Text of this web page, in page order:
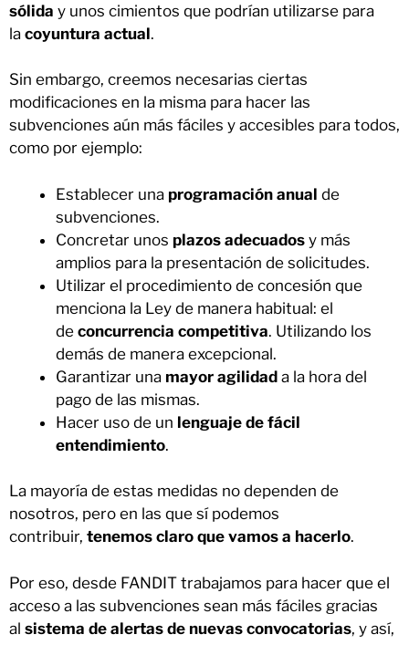
sólida y unos cimientos que podrían utilizarse para
la coyuntura actual.
Sin embargo, creemos necesarias ciertas
modificaciones en la misma para hacer las
subvenciones aún más fáciles y accesibles para todos,
como por ejemplo:
Establecer una programación anual de
subvenciones.
Concretar unos plazos adecuados y más
amplios para la presentación de solicitudes.
Utilizar el procedimiento de concesión que
menciona la Ley de manera habitual: el
de concurrencia competitiva. Utilizando los
demás de manera excepcional.
Garantizar una mayor agilidad a la hora del
pago de las mismas.
Hacer uso de un lenguaje de fácil
entendimiento.
La mayoría de estas medidas no dependen de
nosotros, pero en las que sí podemos
contribuir, tenemos claro que vamos a hacerlo.
Por eso, desde FANDIT trabajamos para hacer que el
acceso a las subvenciones sean más fáciles gracias
al sistema de alertas de nuevas convocatorias, y así,